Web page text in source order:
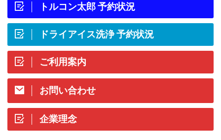
トルコン太郎 予約状況
ドライアイス洗浄 予約状況
ご利用案内
お問い合わせ
企業理念